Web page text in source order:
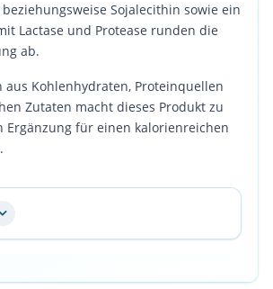
Sojalecithin sowie ein
Lactase und Protease runden die
ab.
aus Kohlenhydraten, Proteinquellen
Zutaten macht dieses Produkt zu
Ergänzung für einen kalorienreichen